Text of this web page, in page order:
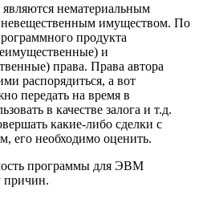
нематериальным
невещественным имуществом. По
продукта
и
права. Права автора
распорядиться, а вот
передать на время в
в качестве залога и т.д.
какие-либо сделки с
его необходимо оценить.
программы для ЭВМ
причин.